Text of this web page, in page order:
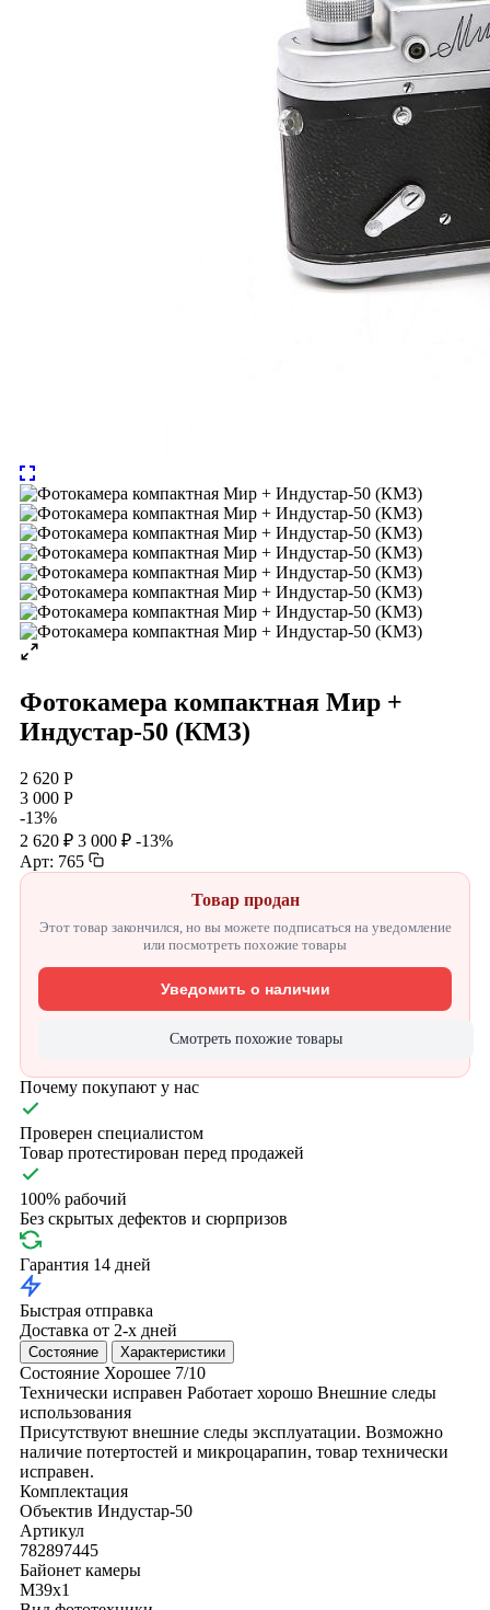
Фотокамера компактная Мир +
Индустар-50 (КМЗ)
2 620 Р
3 000 Р
-13%
2 620 ₽ 3 000 ₽ -13%
Арт: 765
Товар продан
Этот товар закончился, но вы можете подписаться на уведомление
или посмотреть похожие товары
Уведомить о наличии
Смотреть похожие товары
Почему покупают у нас
Проверен специалистом
Товар протестирован перед продажей
100% рабочий
Без скрытых дефектов и сюрпризов
Гарантия 14 дней
Быстрая отправка
Доставка от 2-х дней
Состояние Характеристики
Состояние Хорошее 7/10
Технически исправен Работает хорошо Внешние следы
использования
Присутствуют внешние следы эксплуатации. Возможно
наличие потертостей и микроцарапин, товар технически
исправен.
Комплектация
Объектив Индустар-50
Артикул
782897445
Байонет камеры
M39x1